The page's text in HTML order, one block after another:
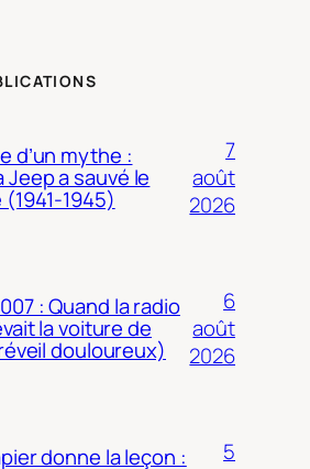
d’un mythe :
a sauvé le
1945)
7
août
2026
: Quand la radio
la voiture de
douloureux)
6
août
2026
donne la leçon :
5